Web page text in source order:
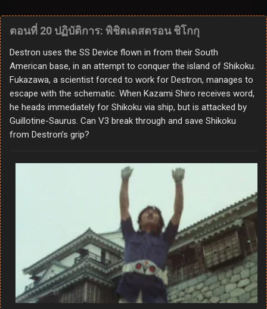
ตอนที่ 20 ปฏิบัติการ: พิชิตเดสตรอน ชิโกกุ
Destron uses the SS Device flown in from their South
American base, in an attempt to conquer the island of Shikoku.
Fukazawa, a scientist forced to work for Destron, manages to
escape with the schematic. When Kazami Shiro receives word,
he heads immediately for Shikoku via ship, but is attacked by
Guillotine-Saurus. Can V3 break through and save Shikoku
from Destron’s grip?